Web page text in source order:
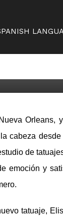
cabeza
de
emoción y
tatuaje,